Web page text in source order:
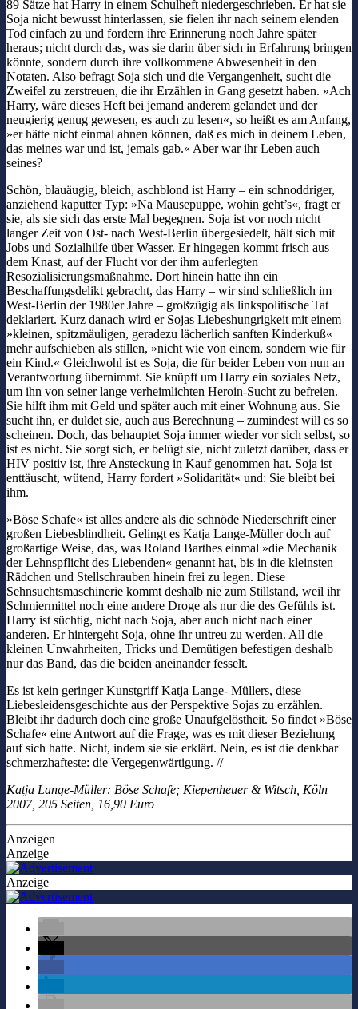
89 Sätze hat Harry in einem Schulheft niedergeschrieben. Er hat sie
Soja nicht bewusst hinterlassen, sie fielen ihr nach seinem elenden
Tod einfach zu und fordern ihre Erinnerung noch Jahre später
heraus; nicht durch das, was sie darin über sich in Erfahrung bringen
könnte, sondern durch ihre vollkommene Abwesenheit in den
Notaten. Also befragt Soja sich und die Vergangenheit, sucht die
Zweifel zu zerstreuen, die ihr Erzählen in Gang gesetzt haben. »Ach
Harry, wäre dieses Heft bei jemand anderem gelandet und der
neugierig genug gewesen, es auch zu lesen«, so heißt es am Anfang,
»er hätte nicht einmal ahnen können, daß es mich in deinem Leben,
das meines war und ist, jemals gab.« Aber war ihr Leben auch
seines?
Schön, blauäugig, bleich, aschblond ist Harry – ein schnoddriger,
anziehend kaputter Typ: »Na Mausepuppe, wohin geht’s«, fragt er
sie, als sie sich das erste Mal begegnen. Soja ist vor noch nicht
langer Zeit von Ost- nach West-Berlin übergesiedelt, hält sich mit
Jobs und Sozialhilfe über Wasser. Er hingegen kommt frisch aus
dem Knast, auf der Flucht vor der ihm auferlegten
Resozialisierungsmaßnahme. Dort hinein hatte ihn ein
Beschaffungsdelikt gebracht, das Harry – wir sind schließlich im
West-Berlin der 1980er Jahre – großzügig als linkspolitische Tat
deklariert. Kurz danach wird er Sojas Liebeshungrigkeit mit einem
»kleinen, spitzmäuligen, geradezu lächerlich sanften Kinderkuß«
mehr aufschieben als stillen, »nicht wie von einem, sondern wie für
ein Kind.« Gleichwohl ist es Soja, die für beider Leben von nun an
Verantwortung übernimmt. Sie knüpft um Harry ein soziales Netz,
um ihn von seiner lange verheimlichten Heroin-Sucht zu befreien.
Sie hilft ihm mit Geld und später auch mit einer Wohnung aus. Sie
sucht ihn, er duldet sie, auch aus Berechnung – zumindest will es so
scheinen. Doch, das behauptet Soja immer wieder vor sich selbst, so
ist es nicht. Sie sorgt sich, er belügt sie, nicht zuletzt darüber, dass er
HIV positiv ist, ihre Ansteckung in Kauf genommen hat. Soja ist
enttäuscht, wütend, Harry fordert »Solidarität« und: Sie bleibt bei
ihm.
»Böse Schafe« ist alles andere als die schnöde Niederschrift einer
großen Liebesblindheit. Gelingt es Katja Lange-Müller doch auf
großartige Weise, das, was Roland Barthes einmal »die Mechanik
der Lehnspflicht des Liebenden« genannt hat, bis in die kleinsten
Rädchen und Stellschrauben hinein frei zu legen. Diese
Sehnsuchtsmaschinerie kommt deshalb nie zum Stillstand, weil ihr
Schmiermittel noch eine andere Droge als nur die des Gefühls ist.
Harry ist süchtig, nicht nach Soja, aber auch nicht nach einer
anderen. Er hintergeht Soja, ohne ihr untreu zu werden. All die
kleinen Unwahrheiten, Tricks und Demütigen befestigen deshalb
nur das Band, das die beiden aneinander fesselt.
Es ist kein geringer Kunstgriff Katja Lange- Müllers, diese
Liebesleidensgeschichte aus der Perspektive Sojas zu erzählen.
Bleibt ihr dadurch doch eine große Unaufgelöstheit. So findet »Böse
Schafe« eine Antwort auf die Frage, was es mit dieser Beziehung
auf sich hatte. Nicht, indem sie sie erklärt. Nein, es ist die denkbar
schmerzhafteste: die Vergegenwärtigung. //
Katja Lange-Müller: Böse Schafe; Kiepenheuer & Witsch, Köln
2007, 205 Seiten, 16,90 Euro
Anzeigen
Anzeige
Anzeige